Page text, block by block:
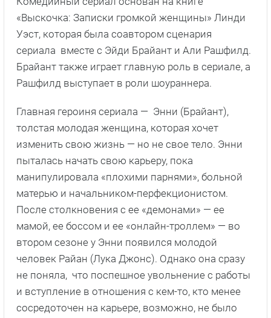
«Выскочка: Записки громкой женщины» Линди
Уэст, которая была соавтором сценария
сериала вместе с Эйди Брайант и Али Рашфилд.
Брайант также играет главную роль в сериале, а
Рашфилд выступает в роли шоураннера.
Главная героиня сериала — Энни (Брайант),
толстая молодая женщина, которая хочет
изменить свою жизнь — но не свое тело. Энни
пыталась начать свою карьеру, пока
манипулировала «плохими парнями», больной
матерью и начальником-перфекционистом.
После столкновения с ее «демонами» — ее
мамой, ее боссом и ее «онлайн-троллем» — во
втором сезоне у Энни появился молодой
человек Райан (Лука Джонс). Однако она сразу
не поняла, что поспешное увольнение с работы
и вступление в отношения с кем-то, кто менее
сосредоточен на карьере, возможно, не было